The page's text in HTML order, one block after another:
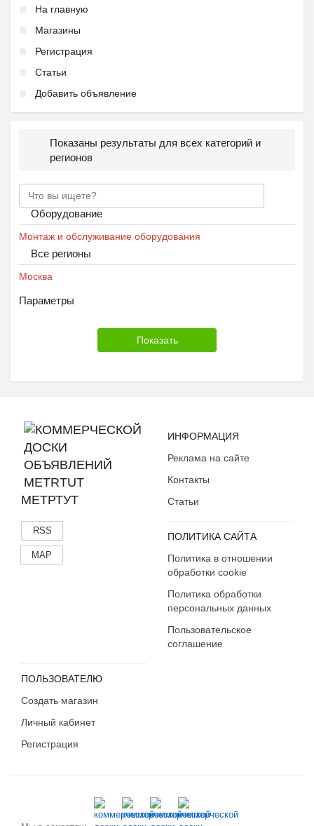
На главную
Магазины
Регистрация
Статьи
Добавить объявление
Показаны результаты для всех категорий и
регионов
Оборудование
Монтаж и обслуживание оборудования
Все регионы
Москва
Параметры
МЕТРТУТ
RSS
MAP
ИНФОРМАЦИЯ
Реклама на сайте
Контакты
Статьи
ПОЛИТИКА САЙТА
Политика в отношении
обработки cookie
Политика обработки
персональных данных
Пользовательское
соглашение
ПОЛЬЗОВАТЕЛЮ
Создать магазин
Личный кабинет
Регистрация